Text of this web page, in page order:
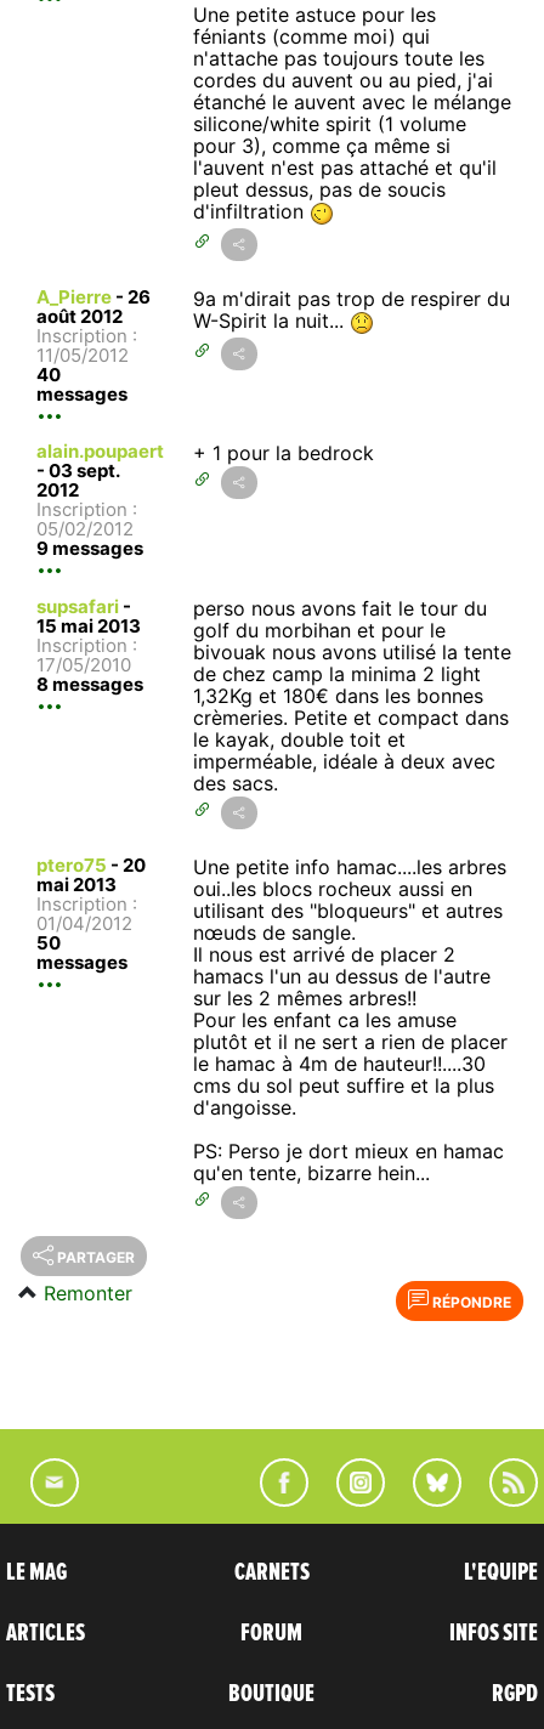
Une petite astuce pour les
féniants (comme moi) qui
n'attache pas toujours toute les
cordes du auvent ou au pied, j'ai
étanché le auvent avec le mélange
silicone/white spirit (1 volume
pour 3), comme ça même si
l'auvent n'est pas attaché et qu'il
pleut dessus, pas de soucis
d'infiltration
A_Pierre - 26
août 2012
Inscription :
11/05/2012
40
messages
9a m'dirait pas trop de respirer du
W-Spirit la nuit...
alain.poupaert
- 03 sept.
2012
Inscription :
05/02/2012
9 messages
+ 1 pour la bedrock
supsafari -
15 mai 2013
Inscription :
17/05/2010
8 messages
perso nous avons fait le tour du
golf du morbihan et pour le
bivouak nous avons utilisé la tente
de chez camp la minima 2 light
1,32Kg et 180€ dans les bonnes
crèmeries. Petite et compact dans
le kayak, double toit et
imperméable, idéale à deux avec
des sacs.
ptero75 - 20
mai 2013
Inscription :
01/04/2012
50
messages
Une petite info hamac....les arbres
oui..les blocs rocheux aussi en
utilisant des "bloqueurs" et autres
nœuds de sangle.
Il nous est arrivé de placer 2
hamacs l'un au dessus de l'autre
sur les 2 mêmes arbres!!
Pour les enfant ca les amuse
plutôt et il ne sert a rien de placer
le hamac à 4m de hauteur!!....30
cms du sol peut suffire et la plus
d'angoisse.
PS: Perso je dort mieux en hamac
qu'en tente, bizarre hein...
PARTAGER
RÉPONDRE
Remonter
LE MAG
ARTICLES
TESTS
CARNETS
FORUM
BOUTIQUE
L'EQUIPE
INFOS SITE
RGPD